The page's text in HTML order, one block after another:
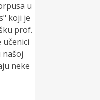
u
koji je
prof.
učenici
našoj
neke